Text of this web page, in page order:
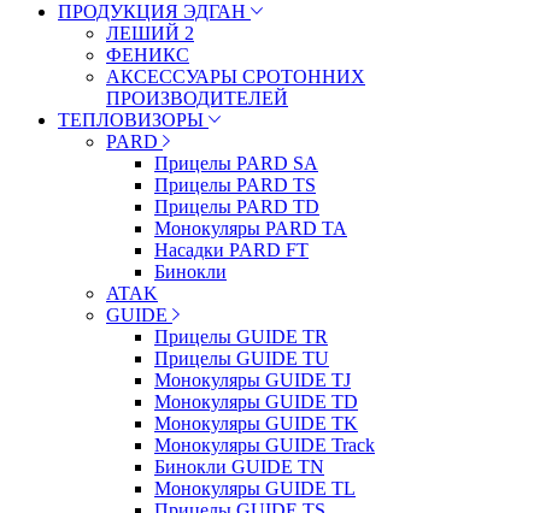
ПРОДУКЦИЯ ЭДГАН
ЛЕШИЙ 2
ФЕНИКС
АКСЕССУАРЫ СРОТОННИХ
ПРОИЗВОДИТЕЛЕЙ
ТЕПЛОВИЗОРЫ
PARD
Прицелы PARD SA
Прицелы PARD TS
Прицелы PARD TD
Монокуляры PARD TA
Насадки PARD FT
Бинокли
ATAK
GUIDE
Прицелы GUIDE TR
Прицелы GUIDE TU
Монокуляры GUIDE TJ
Монокуляры GUIDE TD
Монокуляры GUIDE TK
Монокуляры GUIDE Track
Бинокли GUIDE TN
Монокуляры GUIDE TL